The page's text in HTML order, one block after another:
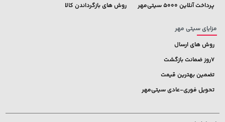
پرداخت آنلاین 5000 سیتی‌مهر
روش های بازگرداندن کالا
مزایای سیتی مهر
روش های ارسال
7روز ضمانت بازگشت
تضمین بهترین قیمت
تحویل فوری-عادی سیتی‌مهر